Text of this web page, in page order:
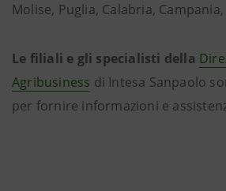
Molise, Puglia, Calabria,
Le filiali e gli specialisti della
Agribusiness di Intesa Sanpaolo
per fornire informazioni e